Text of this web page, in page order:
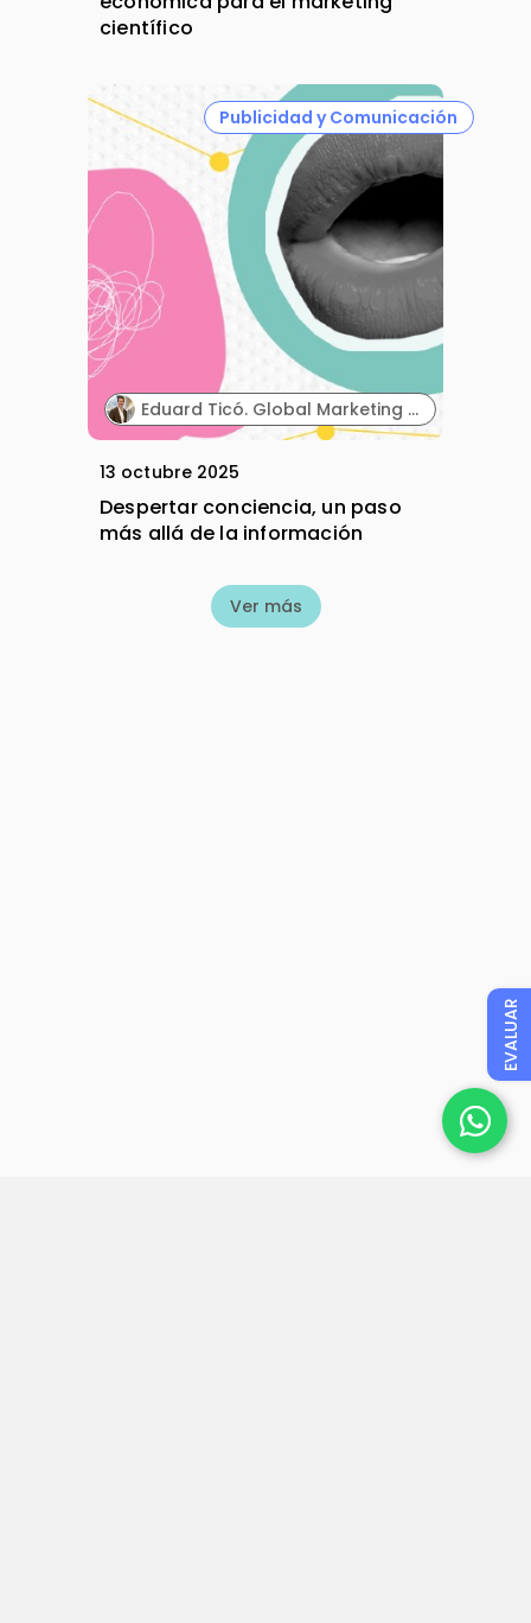
científico
Publicidad y Comunicación
Eduard Ticó. Global Marketing Director. Dentaid.
13 octubre 2025
Despertar conciencia, un paso
más allá de la información
Ver más
EVALUAR